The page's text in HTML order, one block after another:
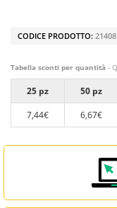
CODICE PRODOTTO: 21408
Tabella sconti per quantità -
25 pz 50 pz
7,44€
6,67€